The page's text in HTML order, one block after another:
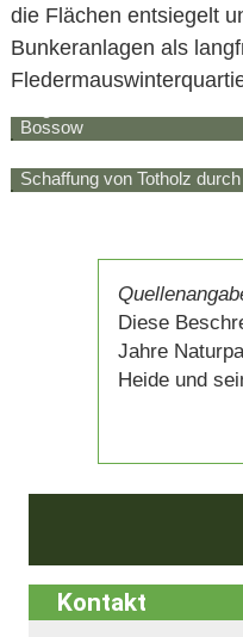
die Flächen entsiegelt
Bunkeranlagen als
Bossow
Schaffung von Totholz
Diese
Jahre
Heide und
Kontakt